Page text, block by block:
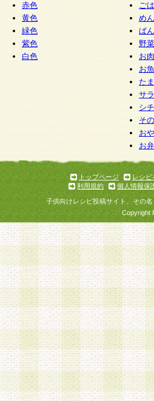
赤色
黄色
緑色
紫色
白色
ご
めん
ぱん
野
お
お
た
サ
シ
そ
お
お
トップページ
レシピ
利用規約
個人情報保
子供向けレシピ投稿サイト、その
Copyright